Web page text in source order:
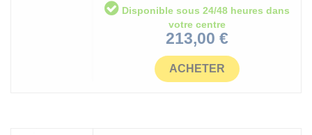
Disponible sous 24/48 heures dans
votre centre
Prix
213,00 €
ACHETER